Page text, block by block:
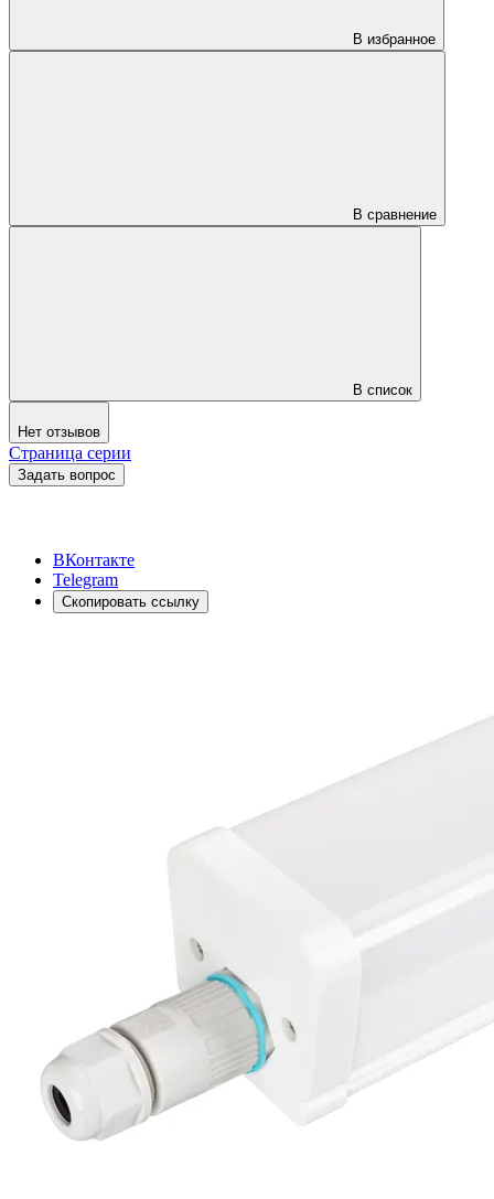
В избранное
В сравнение
В список
Нет отзывов
Страница серии
Задать вопрос
ВКонтакте
Telegram
Скопировать ссылку